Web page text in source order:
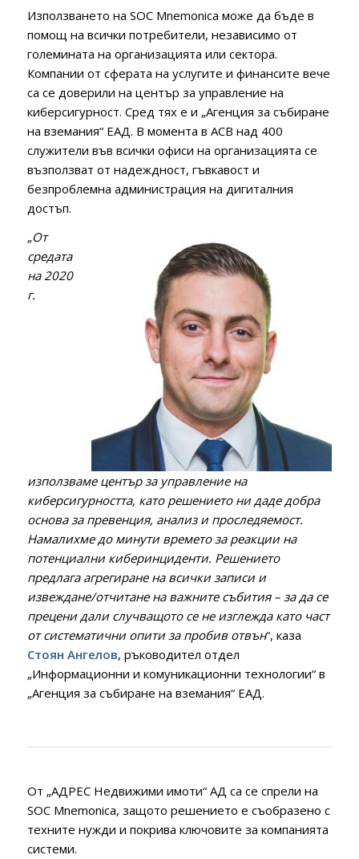
Използването на SOC Mnemonica може да бъде в
помощ на всички потребители, независимо от
големината на организацията или сектора.
Компании от сферата на услугите и финансите вече
са се доверили на център за управление на
киберсигурност. Сред тях е и „Агенция за събиране
на вземания“ ЕАД. В момента в АСВ над 400
служители във всички офиси на организацията се
възползват от надеждност, гъвкавост и
безпроблемна администрация на дигиталния
достъп.
„Oт
средата
на 2020
г.
използваме център за управление на
киберсигурността, като решението ни даде добра
основа за превенция, анализ и проследяемост.
Намалихме до минути времето за реакции на
потенциални киберинциденти. Решението
предлага агрегиране на всички записи и
извеждане/отчитане на важните събития – за да се
прецени дали случващото се не изглежда като част
от систематични опити за пробив отвън“, каза
Стоян Ангелов, ръководител отдел
„Информационни и комуникационни технологии“ в
„Агенция за събиране на вземания“ ЕАД.
От „АДРЕС Недвижими имоти“ АД са се спрели на
SOC Mnemonica, защото решението е съобразено с
техните нужди и покрива ключовите за компанията
системи.